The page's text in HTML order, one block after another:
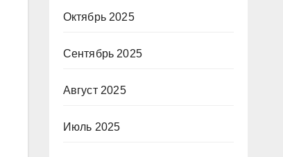
Октябрь 2025
Сентябрь 2025
Август 2025
Июль 2025